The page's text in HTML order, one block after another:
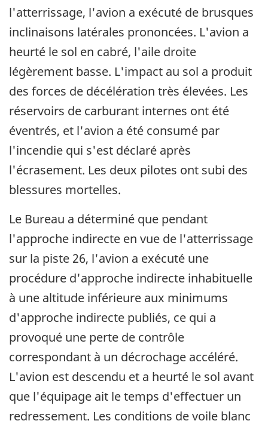
l'atterrissage, l'avion a exécuté de brusques
inclinaisons latérales prononcées. L'avion a
heurté le sol en cabré, l'aile droite
légèrement basse. L'impact au sol a produit
des forces de décélération très élevées. Les
réservoirs de carburant internes ont été
éventrés, et l'avion a été consumé par
l'incendie qui s'est déclaré après
l'écrasement. Les deux pilotes ont subi des
blessures mortelles.
Le Bureau a déterminé que pendant
l'approche indirecte en vue de l'atterrissage
sur la piste 26, l'avion a exécuté une
procédure d'approche indirecte inhabituelle
à une altitude inférieure aux minimums
d'approche indirecte publiés, ce qui a
provoqué une perte de contrôle
correspondant à un décrochage accéléré.
L'avion est descendu et a heurté le sol avant
que l'équipage ait le temps d'effectuer un
redressement. Les conditions de voile blanc